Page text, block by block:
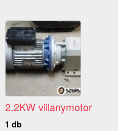
2.2KW villanymotor
1 db